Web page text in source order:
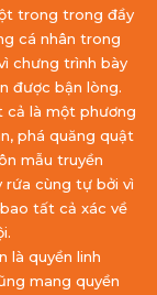
trong trong đầy
cá nhân trong
chưng trình bày
được bận lòng.
cả là một phương
phá quăng quật
mẫu truyền
rứa cùng tự bởi vì
tất cả xác về
là quyền linh
mang quyền